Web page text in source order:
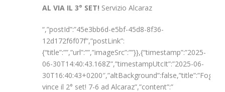
AL VIA IL 3° SET! Servizio Alcaraz
“,”postId”:”45e3bb6d-e5bf-45d8-8f36-
12d172f6f07f”,”postLink”:
{“title”:””,”url”:””,”imageSrc”:””}},{“timestamp”:”2025-
06-30T14:40:43.168Z”,”timestampUtcIt”:”2025-06-
30T16:40:43+0200″,”altBackground”:false,”title”:”Fognini
vince il 2° set! 7-6 ad Alcaraz”,”content”:”